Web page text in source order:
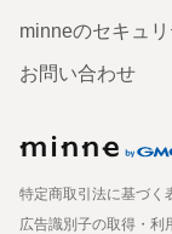
minneのセキュリ
お問い合わせ
特定商取引法に基づく
広告識別子の取得・利